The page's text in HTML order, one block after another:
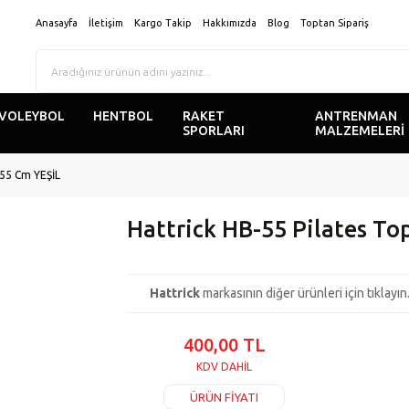
Anasayfa İletişim Kargo Takip Hakkımızda Blog Toptan Sipariş
HENTBOL
RAKET
SPORLARI
ANTRENMAN
MALZEMELERİ
Cm YEŞİL
Hattrick HB-55 Pilates
Hattrickmarkasının diğer ürünleri için
400,00 TL
KDV DAHİL
ÜRÜN FİYATI